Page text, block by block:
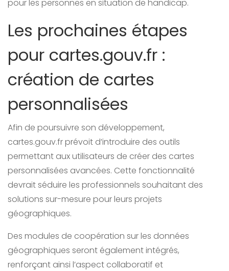
pour les personnes en situation de handicap.
Les prochaines étapes
pour cartes.gouv.fr :
création de cartes
personnalisées
Afin de poursuivre son développement,
cartes.gouv.fr prévoit d’introduire des outils
permettant aux utilisateurs de créer des cartes
personnalisées avancées. Cette fonctionnalité
devrait séduire les professionnels souhaitant des
solutions sur-mesure pour leurs projets
géographiques.
Des modules de coopération sur les données
géographiques seront également intégrés,
renforçant ainsi l’aspect collaboratif et